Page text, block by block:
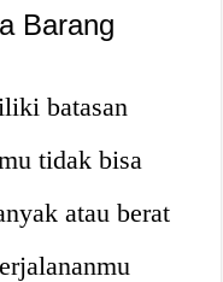
Barang
batasan
tidak bisa
atau berat